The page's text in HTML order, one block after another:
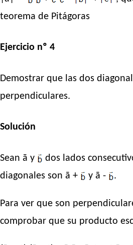
teorema de Pitágoras
Ejercicio nº 4
Demostrar que las dos
perpendiculares.
Solución
Sean ā y
dos lados
diagonales son ā +
y ā - .
Para ver que son
comprobar que su producto